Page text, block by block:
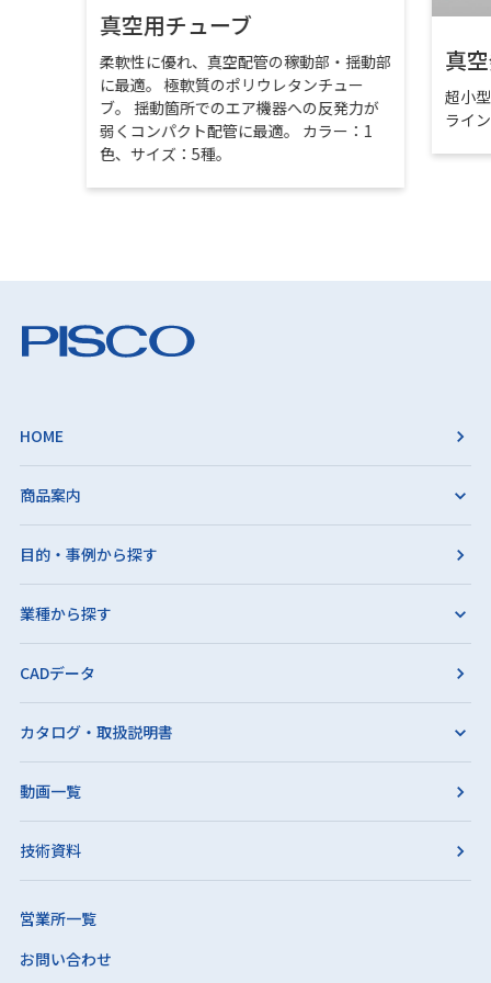
真空用チューブ
柔軟性に優れ、真空配管の稼動部・揺動部
に最適。 極軟質のポリウレタンチュー
ブ。 揺動箇所でのエア機器への反発力が
弱くコンパクト配管に最適。 カラー：1
色、サイズ：5種。
真
超小
ライ
HOME
商品案内
目的・事例から探す
業種から探す
CADデータ
カタログ・取扱説明書
動画一覧
技術資料
営業所一覧
お問い合わせ